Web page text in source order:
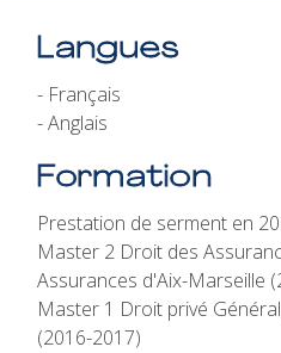
Langues
- Français
- Anglais
Formation
Prestation de serment en
Master 2 Droit des
Assurances d'Aix-Marseille
Master 1 Droit privé
(2016-2017)